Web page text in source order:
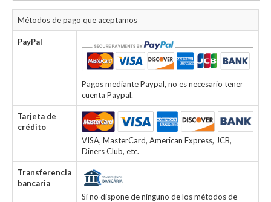
Métodos de pago que aceptamos
PayPal
Pagos mediante Paypal, no es necesario tener
cuenta Paypal.
Tarjeta de
crédito
VISA, MasterCard, American Express, JCB,
Diners Club, etc.
Transferencia
bancaria
Si no dispone de ninguno de los métodos de